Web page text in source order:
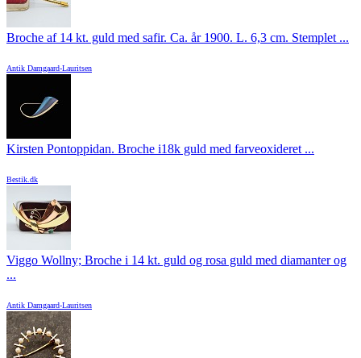
Broche af 14 kt. guld med safir. Ca. år 1900. L. 6,3 cm. Stemplet ...
Antik Damgaard-Lauritsen
Kirsten Pontoppidan. Broche i18k guld med farveoxideret ...
Bestik.dk
Viggo Wollny; Broche i 14 kt. guld og rosa guld med diamanter og
...
Antik Damgaard-Lauritsen